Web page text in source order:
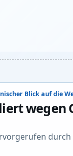
Blick auf die
wegen